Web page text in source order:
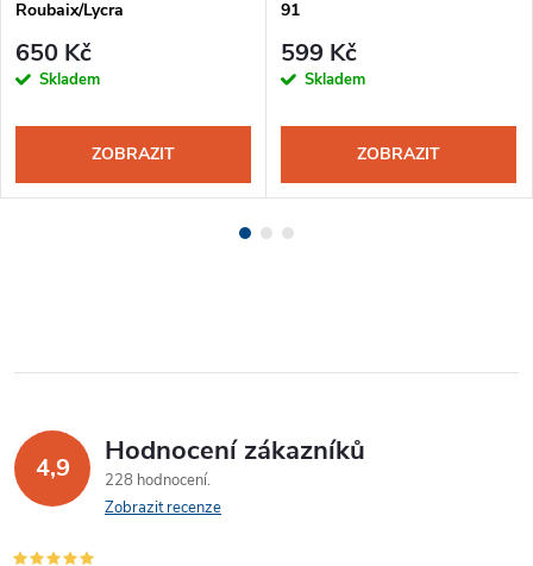
Roubaix/Lycra
650 Kč
Skladem
ZOBRAZIT
91
599 Kč
Skladem
ZOBRAZIT
4,9 Hodnocení zákazníků
228 hodnocení
Zobrazit recenze